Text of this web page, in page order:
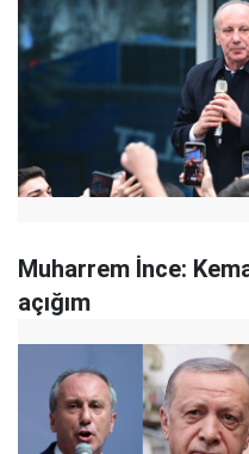
Muharrem İnce:
açığım